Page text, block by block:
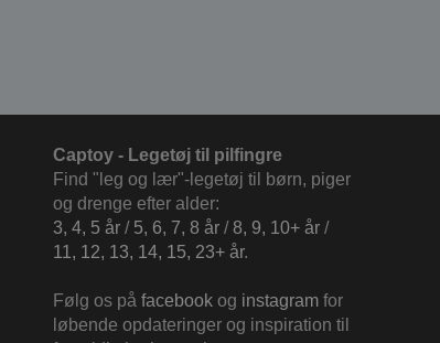
Captoy - Legetøj til pilfingre
Find "leg og lær"-legetøj til børn, piger
og drenge efter alder:
3, 4, 5 år / 5, 6, 7, 8 år /8, 9, 10+ år /
11, 12, 13, 14, 15, 23+ år.
Følg os på facebook og instagram for
løbende opdateringer og inspiration til